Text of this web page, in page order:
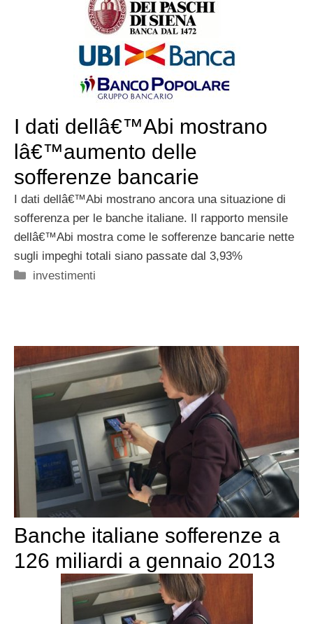
I dati dellâ€™Abi mostrano
lâ€™aumento delle
sofferenze bancarie
I dati dellâ€™Abi mostrano ancora una situazione di
sofferenza per le banche italiane. Il rapporto mensile
dellâ€™Abi mostra come le sofferenze bancarie nette
sugli impeghi totali siano passate dal 3,93%
Categorie
investimenti
Banche italiane sofferenze a
126 miliardi a gennaio 2013